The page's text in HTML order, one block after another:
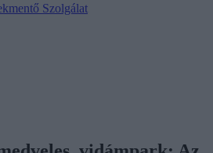
Szolgálat